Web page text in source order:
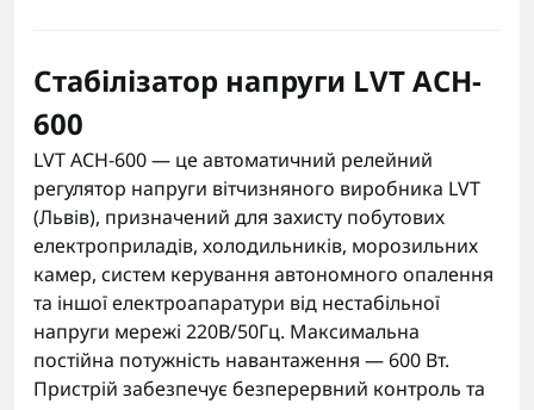
Стабілізатор напруги LVT АCH-
600
LVT АСН-600 — це автоматичний релейний
регулятор напруги вітчизняного виробника LVT
(Львів), призначений для захисту побутових
електроприладів, холодильників, морозильних
камер, систем керування автономного опалення
та іншої електроапаратури від нестабільної
напруги мережі 220В/50Гц. Максимальна
постійна потужність навантаження — 600 Вт.
Пристрій забезпечує безперервний контроль та